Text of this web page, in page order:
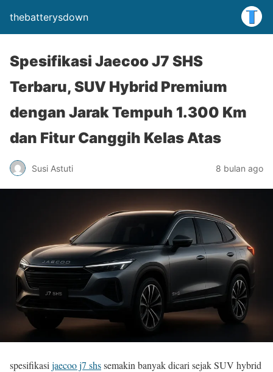
thebatterysdown
Spesifikasi Jaecoo J7 SHS
Terbaru, SUV Hybrid Premium
dengan Jarak Tempuh 1.300 Km
dan Fitur Canggih Kelas Atas
Susi Astuti 8 bulan ago
spesifikasi jaecoo j7 shssemakin banyak dicari sejak SUV hybrid